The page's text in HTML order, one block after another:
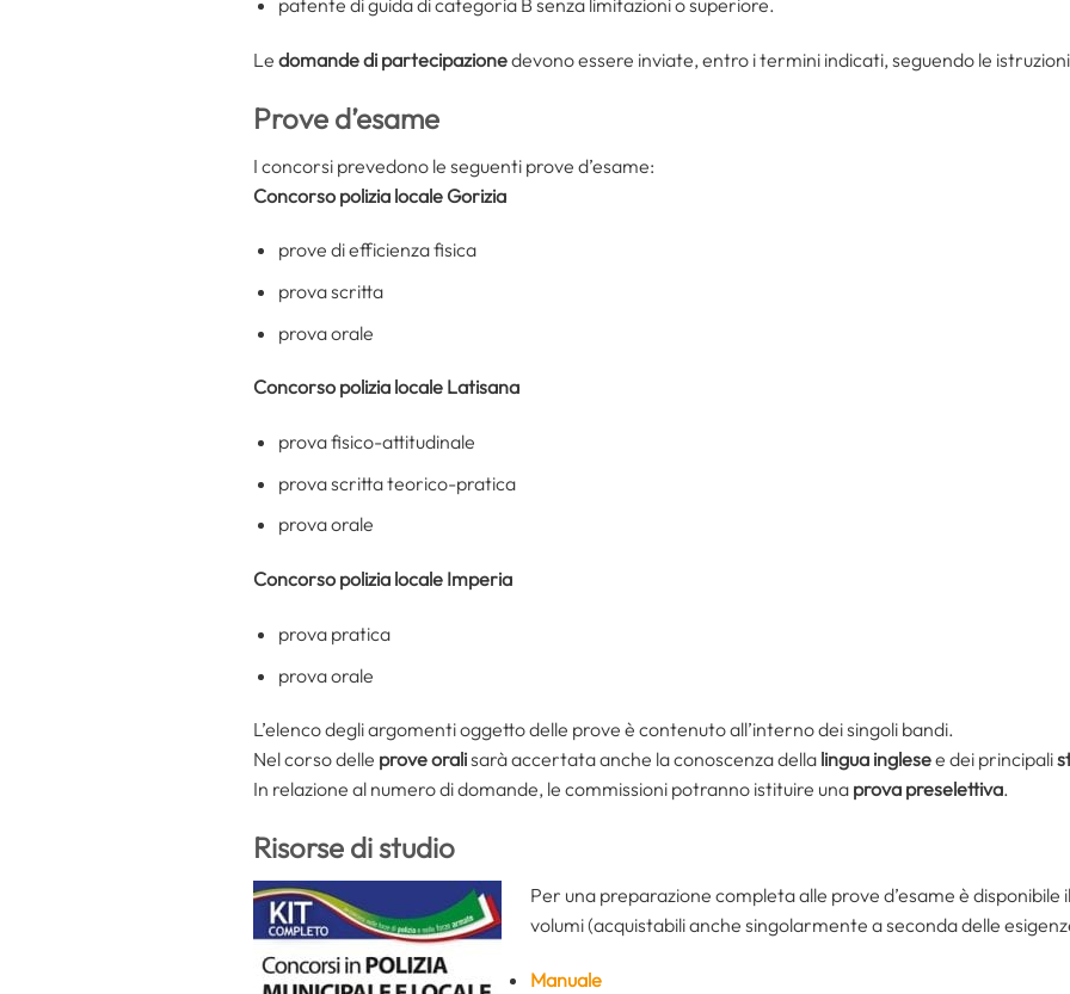
patente di guida di categoria B senza limitazioni o superiore.
Le domande di partecipazionedevono essere inviate, entro i termini indicati, seguendo le
Prove d’esame
I concorsi prevedono le seguenti prove d’esame:
Concorso polizia locale Gorizia
prove di efficienza fisica
prova scritta
prova orale
Concorso polizia locale Latisana
prova fisico-attitudinale
prova scritta teorico-pratica
prova orale
Concorso polizia locale Imperia
prova pratica
prova orale
L’elenco degli argomenti oggetto delle prove è contenuto all’interno dei singoli bandi.
Nel corso delle prove oralisarà accertata anche la conoscenza della lingua inglesee dei principali
In relazione al numero di domande, le commissioni potranno istituire una prova preselettiva.
Risorse di studio
Per una preparazione completa alle prove d’esame è disponibile il
volumi (acquistabili anche singolarmente a seconda delle
Manuale